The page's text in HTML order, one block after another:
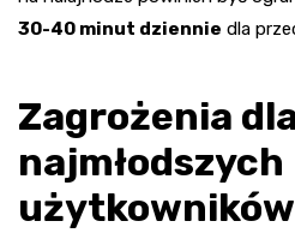
30-40 minut dziennie dla
Zagrożenia
najmłodszych
użytkowników